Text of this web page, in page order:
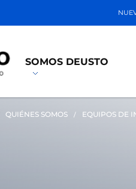
SOMOS DEUSTO
QUIÉNES SOMOS EQUIPOS DE